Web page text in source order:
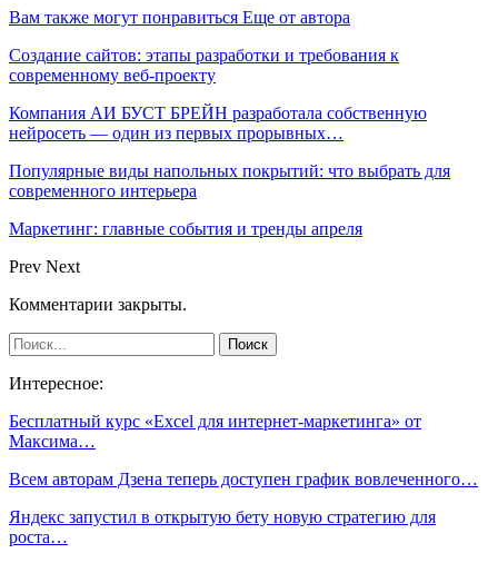
Вам также могут понравиться Еще от автора
Создание сайтов: этапы разработки и требования к
современному веб-проекту
Компания АИ БУСТ БРЕЙН разработала собственную
нейросеть — один из первых прорывных…
Популярные виды напольных покрытий: что выбрать для
современного интерьера
Маркетинг: главные события и тренды апреля
Prev Next
Комментарии закрыты.
Интересное:
Бесплатный курс «Excel для интернет-маркетинга» от
Максима…
Всем авторам Дзена теперь доступен график вовлеченного…
Яндекс запустил в открытую бету новую стратегию для
роста…